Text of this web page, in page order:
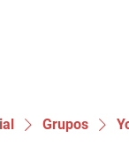
Grupos